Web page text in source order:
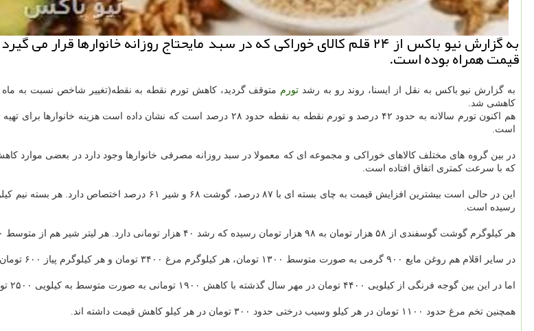
به گزارش نیو باكس از ۲۴ قلم كالای خوراكی كه در سبد مایحتاج روزانه
قیمت همراه بوده است.
به گزارش نیو باكس به نقل از ایسنا، روند رو به رشد تورم متوقف گردید، كاهش تورم نقطه به نقطه(تغییر شاخص نسبت به ماه
كاهشی شد.
هم اكنون تورم سالانه به حدود ۴۲ درصد و تورم نقطه به نقطه حدود ۲۸ درصد است كه نشان داده است هزینه خانوارها برای تهیه مجموعه ای یكسان از
است.
در بین گروه های مختلف كالاهای خوراكی و مجموعه ای كه معمولا در سبد روزانه مصرفی خانوارها وجود دارد در بعضی
كه با سرعت كمتری اتفاق افتاده است.
رسیده است.
هر كیلوگرم گوشت گوسفندی از ۵۸ هزار تومان به ۹۸ هزار تومان رسیده كه رشد ۴۰ هزار تومانی دارد. هر لیتر شیر هم از متوسط ۳۶۰۰ به ۵۸۰۰ تومان رسیده كه رشد ۶۱ درصدی آنرا نشان داده است.
در سایر اقلام هم روغن مایع ۹۰۰ گرمی به صورت متوسط ۱۳۰۰ تومان، هر كیلوگرم مرغ ۳۴۰۰ تومان و هر كیلوگرم پیاز ۶۰۰ تومان گران شده است.
اما در این بین گوجه فرنگی از كیلویی ۴۴۰۰ تومان در مهر سال گذشته با كاهش ۱۹۰۰ تومانی به صورت متوسط به كیلویی ۲۵۰۰ تومان رسیده است.
همچنین تخم مرغ حدود ۱۱۰۰ تومان در هر كیلو وسیب درختی حدود ۳۰۰ تومان در هر كیلو كاهش قیمت داشته اند.